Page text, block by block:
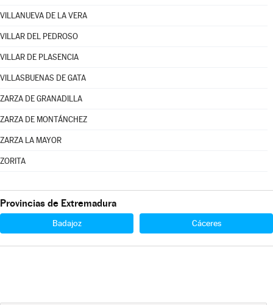
VILLANUEVA DE LA VERA
VILLAR DEL PEDROSO
VILLAR DE PLASENCIA
VILLASBUENAS DE GATA
ZARZA DE GRANADILLA
ZARZA DE MONTÁNCHEZ
ZARZA LA MAYOR
ZORITA
Provincias de Extremadura
Badajoz Cáceres